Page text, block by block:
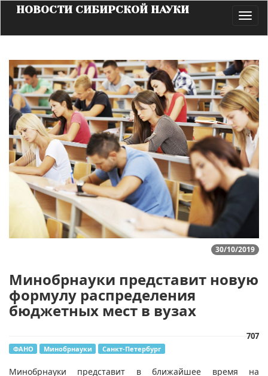
НОВОСТИ СИБИРСКОЙ НАУКИ
30/10/2019
Минобрнауки представит новую
формулу распределения
бюджетных мест в вузах
707
ФАНО Минобрнауки Санкт-Петербург
Минобрнауки представит в ближайшее время на